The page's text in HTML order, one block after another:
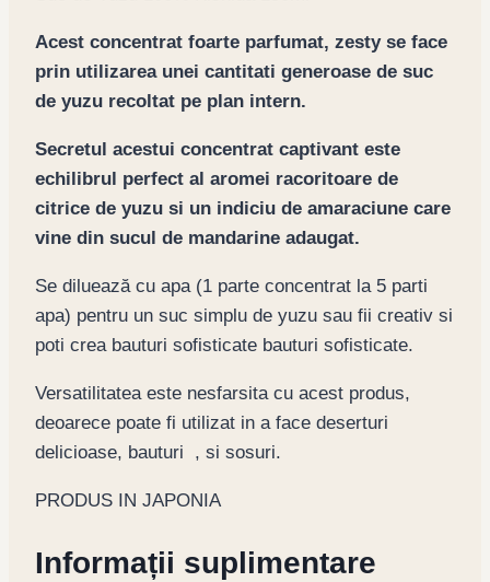
Acest concentrat foarte parfumat, zesty se face
prin utilizarea unei cantitati generoase de suc
de yuzu recoltat pe plan intern.
Secretul acestui concentrat captivant este
echilibrul perfect al aromei racoritoare de
citrice de yuzu si un indiciu de amaraciune care
vine din sucul de mandarine adaugat.
Se diluează cu apa (1 parte concentrat la 5 parti
apa) pentru un suc simplu de yuzu sau fii creativ si
poti crea bauturi sofisticate bauturi sofisticate.
Versatilitatea este nesfarsita cu acest produs,
deoarece poate fi utilizat in a face deserturi
delicioase, bauturi , si sosuri.
PRODUS IN JAPONIA
Informații suplimentare